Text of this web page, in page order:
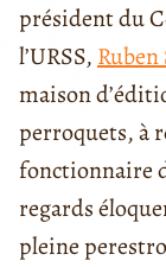
président du
l’URSS,
maison
perroquets, à
fonctionnaire
regards
pleine